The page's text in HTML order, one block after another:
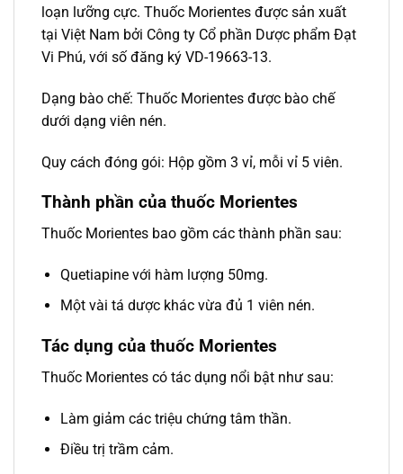
loạn lưỡng cực. Thuốc Morientes được sản xuất
tại Việt Nam bởi Công ty Cổ phần Dược phẩm Đạt
Vi Phú, với số đăng ký VD-19663-13.
Dạng bào chế: Thuốc Morientes được bào chế
dưới dạng viên nén.
Quy cách đóng gói: Hộp gồm 3 vỉ, mỗi vỉ 5 viên.
Thành phần của thuốc Morientes
Thuốc Morientes bao gồm các thành phần sau:
Quetiapine với hàm lượng 50mg.
Một vài tá dược khác vừa đủ 1 viên nén.
Tác dụng của thuốc Morientes
Thuốc Morientes có tác dụng nổi bật như sau:
Làm giảm các triệu chứng tâm thần.
Điều trị trầm cảm.